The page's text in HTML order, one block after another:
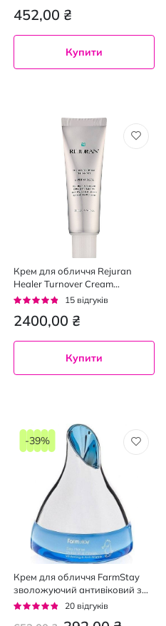
452,00 ₴
Купити
Крем для обличчя Rejuran
Healer Turnover Cream
Enhanced відновлювальний 50
Рейтинг:
15 відгуків
2400,00 ₴
Купити
Крем для обличчя FarmStay
зволожуючий антивіковий з
екстрактом морського коника
Рейтинг:
20 відгуків
-39%